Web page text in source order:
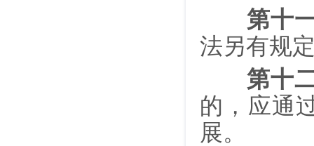
第十
法另有规
第十
的，应通
展。